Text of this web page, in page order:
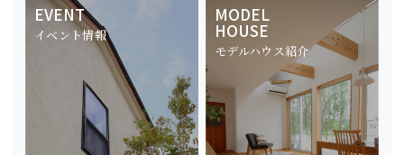
EVENT
イベント情報
MODEL
HOUSE
モデルハウス紹介